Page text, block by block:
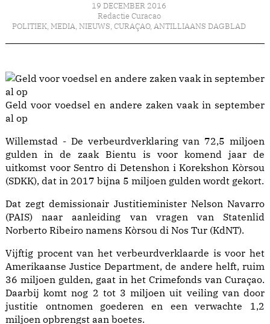
19 DECEMBER 2016
Redactie Curacao
POLITIEK, MEDIA, NIEUWS, CURAÇAO, ANTILLIAANS DAGBLAD
Geld voor voedsel en andere zaken vaak in september
al op
Willemstad - De verbeurdverklaring van 72,5 miljoen
gulden in de zaak Bientu is voor komend jaar de
uitkomst voor Sentro di Detenshon i Korekshon Kòrsou
(SDKK), dat in 2017 bijna 5 miljoen gulden wordt gekort.
Dat zegt demissionair Justitieminister Nelson Navarro
(PAIS) naar aanleiding van vragen van Statenlid
Norberto Ribeiro namens Kòrsou di Nos Tur (KdNT).
Vijftig procent van het verbeurdverklaarde is voor het
Amerikaanse Justice Department, de andere helft, ruim
36 miljoen gulden, gaat in het Crimefonds van Curaçao.
Daarbij komt nog 2 tot 3 miljoen uit veiling van door
justitie ontnomen goederen en een verwachte 1,2
miljoen opbrengst aan boetes.